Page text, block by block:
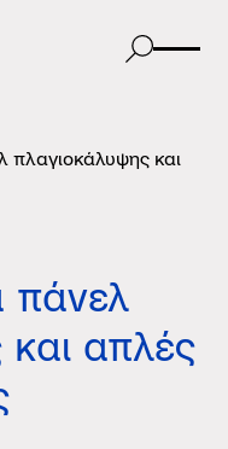
πλαγιοκάλυψης και
πάνελ
απλές